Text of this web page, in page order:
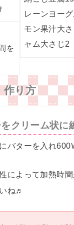
を
レーンヨー
モン果汁大
ャム大さじ2
作り方
クリーム状に
バターを入れ600
によって加熱時
ね♬